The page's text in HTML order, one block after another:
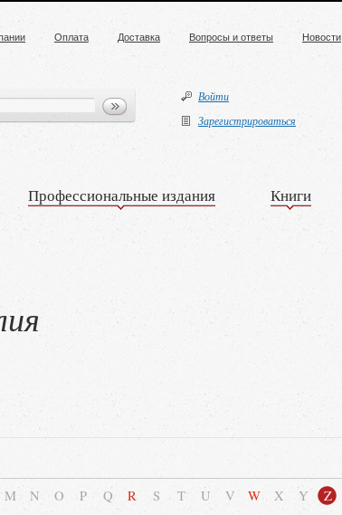
Оплата Доставка Вопросы и ответы Новости
Войти
Зарегистрироваться
Профессиональные издания Книги
M N O P Q R S T U V W X Y
Z